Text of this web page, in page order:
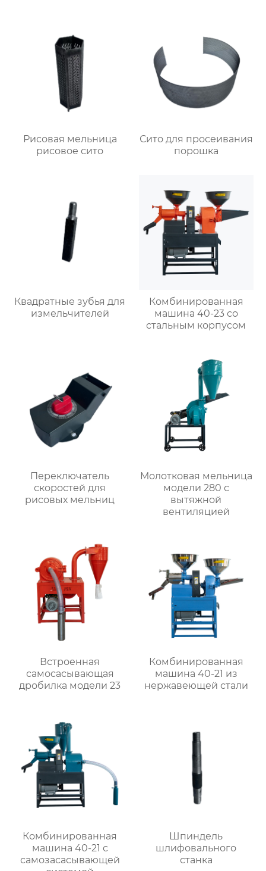
Рисовая мельница
рисовое сито
Сито для просеивания
порошка
Квадратные зубья для
измельчителей
Комбинированная
машина 40-23 со
стальным корпусом
Переключатель
скоростей для
рисовых мельниц
Молотковая мельница
модели 280 с
вытяжной
вентиляцией
Встроенная
самоcасывающая
дробилка модели 23
Комбинированная
машина 40-21 из
нержавеющей стали
Комбинированная
машина 40-21 с
самозасасывающей
Шпиндель
шлифовального
станка